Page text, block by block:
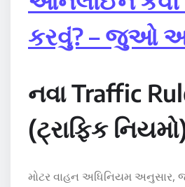
કરવું? – જુઓ
નવા Traffic
(ટ્રાફિક
મોટર વાહન અધિનિયમ અનુસાર,